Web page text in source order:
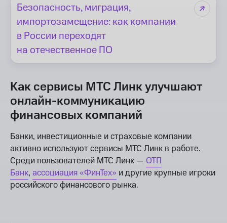
Безопасность, миграция,
импортозамещение: как компании
в России переходят
на отечественное ПО
Как сервисы МТС Линк улучшают
онлайн-коммуникацию
финансовых компаний
Банки, инвестиционные и страховые компании
активно используют сервисы МТС Линк в работе.
Среди пользователей МТС Линк — ОТП
Банк, ассоциация «ФинТех» и другие крупные игроки
российского финансового рынка.